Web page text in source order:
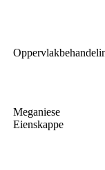
Meganiese
Eienskappe